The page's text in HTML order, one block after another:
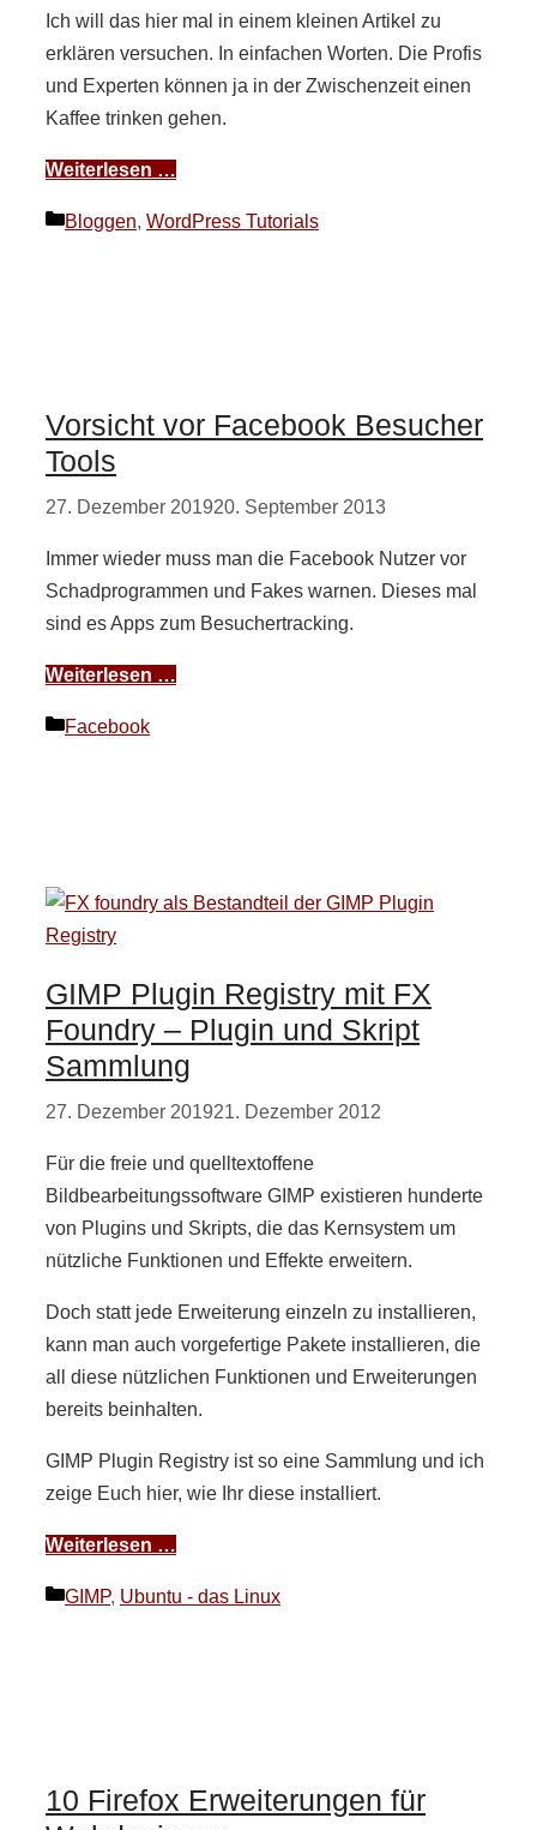
Ich will das hier mal in einem kleinen Artikel zu
erklären versuchen. In einfachen Worten. Die Profis
und Experten können ja in der Zwischenzeit einen
Kaffee trinken gehen.
Weiterlesen …
Kategorien
Bloggen, WordPress Tutorials
Vorsicht vor Facebook Besucher
Tools
27. Dezember 201920. September 2013
Immer wieder muss man die Facebook Nutzer vor
Schadprogrammen und Fakes warnen. Dieses mal
sind es Apps zum Besuchertracking.
Weiterlesen …
Kategorien
Facebook
GIMP Plugin Registry mit FX
Foundry – Plugin und Skript
Sammlung
27. Dezember 201921. Dezember 2012
Für die freie und quelltextoffene
Bildbearbeitungssoftware GIMP existieren hunderte
von Plugins und Skripts, die das Kernsystem um
nützliche Funktionen und Effekte erweitern.
Doch statt jede Erweiterung einzeln zu installieren,
kann man auch vorgefertige Pakete installieren, die
all diese nützlichen Funktionen und Erweiterungen
bereits beinhalten.
GIMP Plugin Registry ist so eine Sammlung und ich
zeige Euch hier, wie Ihr diese installiert.
Weiterlesen …
Kategorien
GIMP, Ubuntu - das Linux
10 Firefox Erweiterungen für